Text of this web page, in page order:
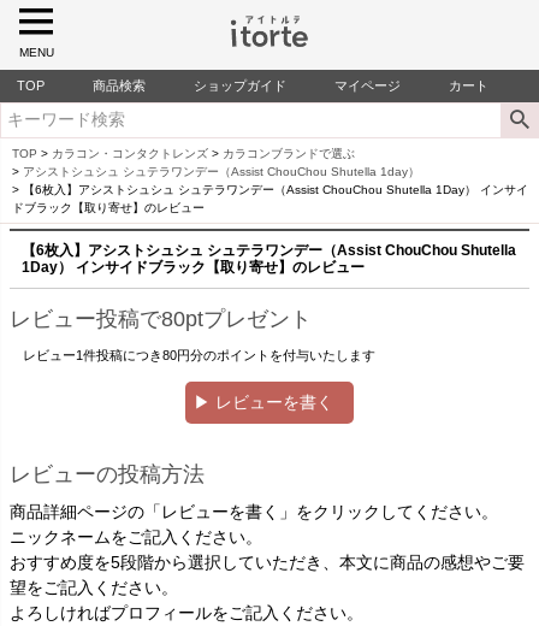
MENU
TOP 商品検索 ショップガイド マイページ カート
TOP カラコン・コンタクトレンズ
カラコンブランドで選ぶ
アシストシュシュ シュテラワンデー（Assist ChouChou Shutella 1day）
【6枚入】アシストシュシュ シュテラワンデー（Assist ChouChou Shutella 1Day） インサイ
ドブラック【取り寄せ】のレビュー
【6枚入】アシストシュシュ シュテラワンデー（Assist ChouChou Shutella
1Day） インサイドブラック【取り寄せ】のレビュー
レビュー投稿で80ptプレゼント
レビュー1件投稿につき80円分のポイントを付与いたします
▶ レビューを書く
レビューの投稿方法
商品詳細ページの「レビューを書く」をクリックしてください。
ニックネームをご記入ください。
おすすめ度を5段階から選択していただき、本文に商品の感想やご要
望をご記入ください。
よろしければプロフィールをご記入ください。